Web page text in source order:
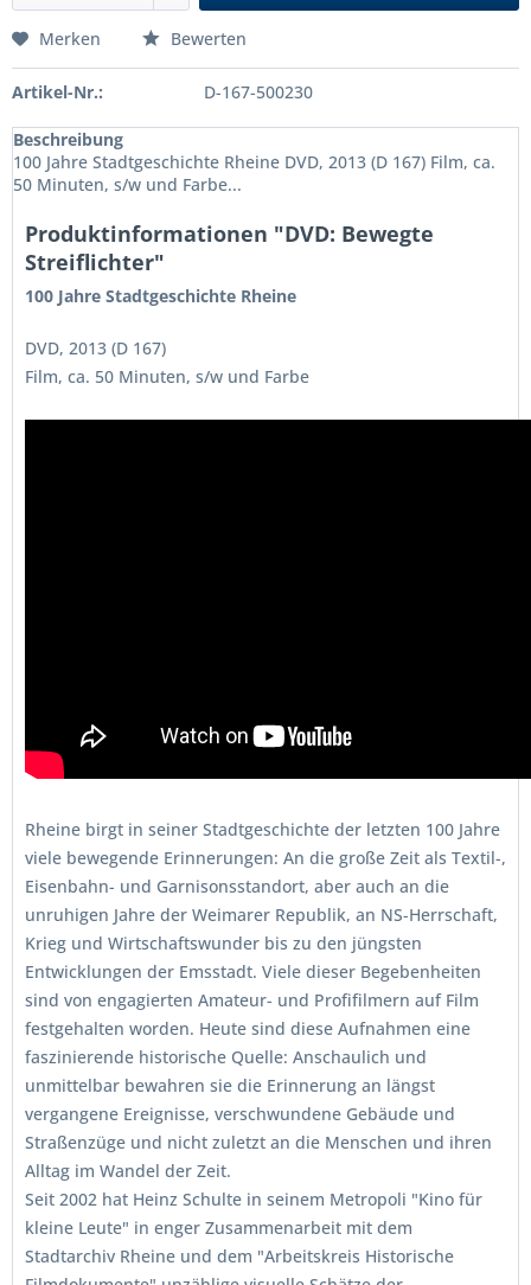
Merken Bewerten
Artikel-Nr.: D-167-500230
Beschreibung
100 Jahre Stadtgeschichte Rheine DVD, 2013 (D 167) Film, ca.
50 Minuten, s/w und Farbe...
Produktinformationen "DVD: Bewegte
Streiflichter"
100 Jahre Stadtgeschichte Rheine
DVD, 2013 (D 167)
Film, ca. 50 Minuten, s/w und Farbe
Rheine birgt in seiner Stadtgeschichte der letzten 100 Jahre
viele bewegende Erinnerungen: An die große Zeit als Textil-,
Eisenbahn- und Garnisonsstandort, aber auch an die
unruhigen Jahre der Weimarer Republik, an NS-Herrschaft,
Krieg und Wirtschaftswunder bis zu den jüngsten
Entwicklungen der Emsstadt. Viele dieser Begebenheiten
sind von engagierten Amateur- und Profifilmern auf Film
festgehalten worden. Heute sind diese Aufnahmen eine
faszinierende historische Quelle: Anschaulich und
unmittelbar bewahren sie die Erinnerung an längst
vergangene Ereignisse, verschwundene Gebäude und
Straßenzüge und nicht zuletzt an die Menschen und ihren
Alltag im Wandel der Zeit.
Seit 2002 hat Heinz Schulte in seinem Metropoli "Kino für
kleine Leute" in enger Zusammenarbeit mit dem
Stadtarchiv Rheine und dem "Arbeitskreis Historische